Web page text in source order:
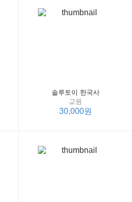
솔루토이 한국사
교원
30,000원